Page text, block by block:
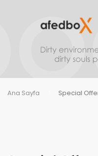
Ana Sayfa Special